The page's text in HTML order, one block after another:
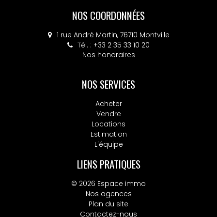
NOS COORDONNÉES
1 rue André Martin, 76710 Montville
Tél. : +33 2 35 33 10 20
Nos honoraires
NOS SERVICES
Acheter
Vendre
Locations
Estimation
L'équipe
LIENS PRATIQUES
© 2026 Espace immo
Nos agences
Plan du site
Contactez-nous